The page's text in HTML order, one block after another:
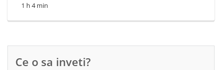
1 h 4 min
Ce o sa inveti?